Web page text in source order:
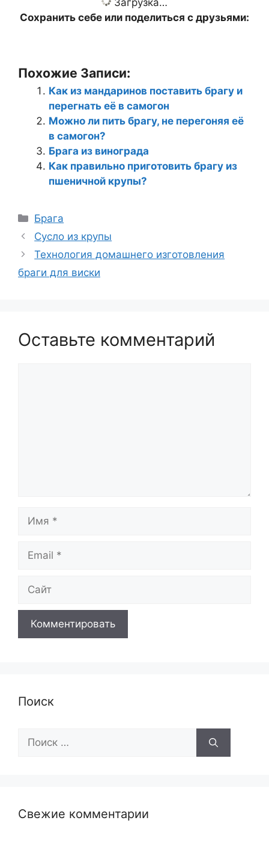
Сохранить себе или поделиться с друзьями:
Похожие Записи:
Как из мандаринов поставить брагу и
перегнать её в самогон
Можно ли пить брагу, не перегоняя её
в самогон?
Брага из винограда
Как правильно приготовить брагу из
пшеничной крупы?
Рубрики
Брага
Сусло из крупы
Технология домашнего изготовления
браги для виски
Оставьте комментарий
Имя
Email
Сайт
Поиск
Поиск:
Свежие комментарии